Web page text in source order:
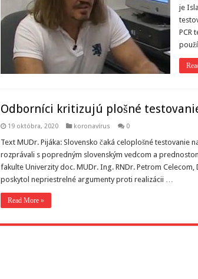
je
PCR
Odborníci kritizujú plošné
19 októbra, 2020 koronavírus 0
Text MUDr. Pijáka: Slovensko čaká celoplošné testovanie
rozprávali s popredným slovenským vedcom a
fakulte Univerzity doc. MUDr. Ing. RNDr. Petrom
poskytol nepriestrelné argumenty proti realizácii …
Read More »